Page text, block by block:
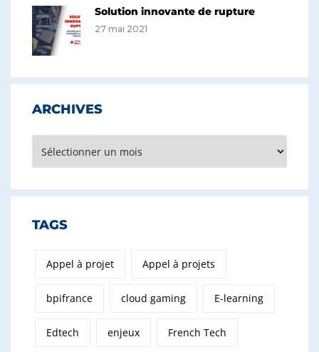
Solution innovante de rupture
27 mai 2021
ARCHIVES
TAGS
Appel à projet Appel à projets
bpifrance cloud gaming E-learning
Edtech enjeux French Tech